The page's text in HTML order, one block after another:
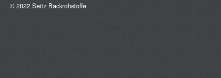
© 2022 Seitz Backrohstoffe